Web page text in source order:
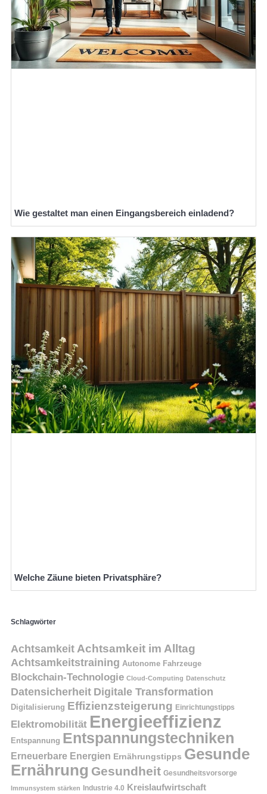
Wie gestaltet man einen Eingangsbereich einladend?
Welche Zäune bieten Privatsphäre?
Schlagwörter
Achtsamkeit Achtsamkeit im Alltag
Achtsamkeitstraining Autonome Fahrzeuge
Blockchain-Technologie Cloud-Computing Datenschutz
Datensicherheit Digitale Transformation
Digitalisierung Effizienzsteigerung Einrichtungstipps
Elektromobilität Energieeffizienz
Entspannung Entspannungstechniken
Erneuerbare Energien Ernährungstipps Gesunde
Ernährung Gesundheit Gesundheitsvorsorge
Immunsystem stärken Industrie 4.0 Kreislaufwirtschaft